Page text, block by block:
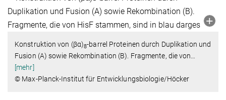
Konstruktion von (βα)8-barrel Proteinen durch Duplikation und
Fusion (A) sowie Rekombination (B). Fragmente, die von…
[mehr]
© Max-Planck-Institut für Entwicklungsbiologie/Höcker